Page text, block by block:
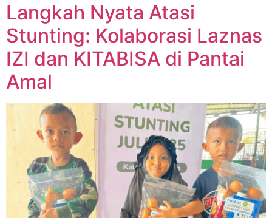
Langkah Nyata Atasi
Stunting: Kolaborasi Laznas
IZI dan KITABISA di Pantai
Amal